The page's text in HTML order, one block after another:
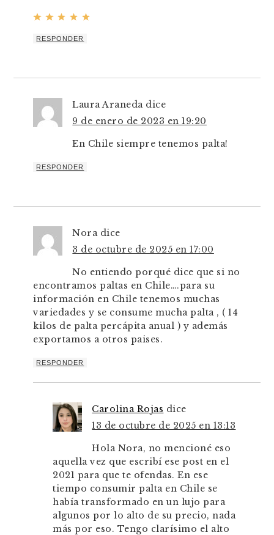
RESPONDER
Laura Araneda dice
9 de enero de 2023 en 19:20
En Chile siempre tenemos palta!
RESPONDER
Nora dice
3 de octubre de 2025 en 17:00
No entiendo porqué dice que si no
encontramos paltas en Chile….para su
información en Chile tenemos muchas
variedades y se consume mucha palta , ( 14
kilos de palta percápita anual ) y además
exportamos a otros paises.
RESPONDER
Carolina Rojas dice
13 de octubre de 2025 en 13:13
Hola Nora, no mencioné eso
aquella vez que escribí ese post en el
2021 para que te ofendas. En ese
tiempo consumir palta en Chile se
había transformado en un lujo para
algunos por lo alto de su precio, nada
más por eso. Tengo clarísimo el alto